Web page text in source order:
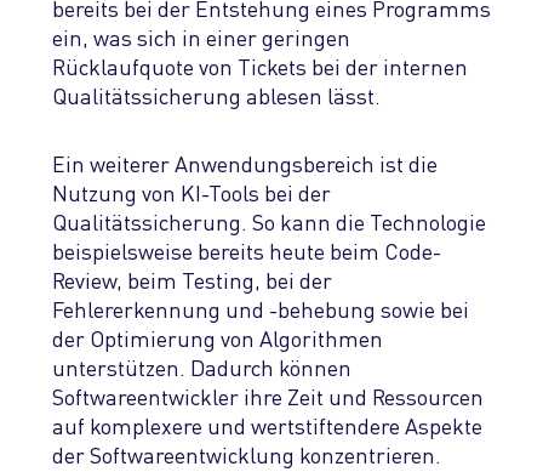
bereits bei der Entstehung eines Programms
ein, was sich in einergeringen
Rücklaufquote von Tickets bei der internen
Qualitätssicherung ablesen lässt.
Ein weiterer Anwendungsbereich ist die
Nutzung von KI-Tools bei der
Qualitätssicherung. So kann die Technologie
beispielsweise bereits heute beim Code-
Review, beim Testing, bei der
Fehlererkennung und -behebung sowie bei
der Optimierung von Algorithmen
unterstützen. Dadurch können
Softwareentwickler ihre Zeit und Ressourcen
auf komplexere und wertstiftendere Aspekte
der Softwareentwicklung konzentrieren.